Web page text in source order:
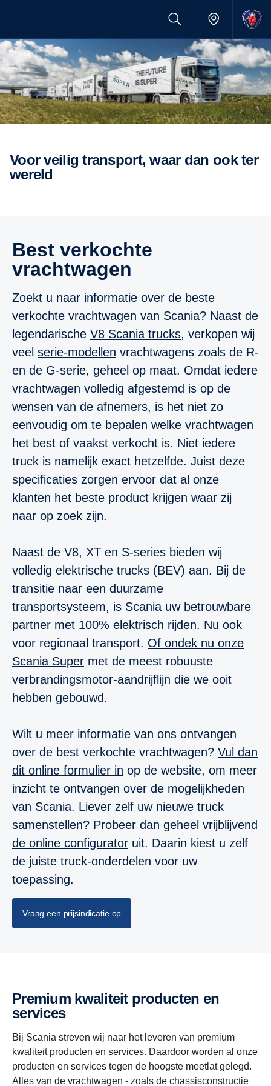
Voor veilig transport, waar dan ook ter
wereld
Best verkochte
vrachtwagen
Zoekt u naar informatie over de beste
verkochte vrachtwagen van Scania? Naast de
legendarische V8 Scania trucks, verkopen wij
veel serie-modellen vrachtwagens zoals de R-
en de G-serie, geheel op maat. Omdat iedere
vrachtwagen volledig afgestemd is op de
wensen van de afnemers, is het niet zo
eenvoudig om te bepalen welke vrachtwagen
het best of vaakst verkocht is. Niet iedere
truck is namelijk exact hetzelfde. Juist deze
specificaties zorgen ervoor dat al onze
klanten het beste product krijgen waar zij
naar op zoek zijn.
Naast de V8, XT en S-series bieden wij
volledig elektrische trucks (BEV) aan. Bij de
transitie naar een duurzame
transportsysteem, is Scania uw betrouwbare
partner met 100% elektrisch rijden. Nu ook
voor regionaal transport. Of ondek nu onze
Scania Super met de meest robuuste
verbrandingsmotor-aandrijflijn die we ooit
hebben gebouwd.
Wilt u meer informatie van ons ontvangen
over de best verkochte vrachtwagen? Vul dan
dit online formulier in op de website, om meer
inzicht te ontvangen over de mogelijkheden
van Scania. Liever zelf uw nieuwe truck
samenstellen? Probeer dan geheel vrijblijvend
de online configurator uit. Daarin kiest u zelf
de juiste truck-onderdelen voor uw
toepassing.
Vraag een prijsindicatie op
Premium kwaliteit producten en
services
Bij Scania streven wij naar het leveren van premium
kwaliteit producten en services. Daardoor worden al onze
producten en services tegen de hoogste meetlat gelegd.
Alles van de vrachtwagen - zoals de chassisconstructie